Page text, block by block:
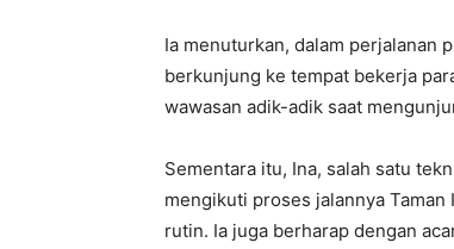
Ia menuturkan, dalam perjalanan
berkunjung ke tempat bekerja
wawasan adik-adik saat
Sementara itu, Ina, salah satu
mengikuti proses jalannya
rutin. Ia juga berharap dengan